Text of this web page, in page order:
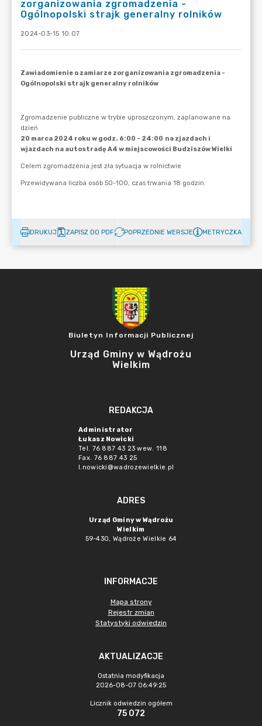
zorganizowania zgromadzenia -
Ogólnopolski strajk generalny rolników
2024-03-15 10:07
DRUKUJ ZAPISZ DO PDF POPRZEDNIE WERSJE METRYCZKA
Biuletyn Informacji Publicznej
Urząd Gminy w Wądrożu
Wielkim
REDAKCJA
Administrator
Łukasz Nowicki
Tel. 76 887 43 23 wew. 118
Fax. 76 887 43 25
l.nowicki@wadrozewielkie.pl
ADRES
Urząd Gminy w Wądrożu
Wielkim
59-430, Wądroże Wielkie 64
INFORMACJE
Mapa strony
Rejestr zmian
Statystyki odwiedzin
AKTUALIZACJE
Ostatnia modyfikacja
2026-08-07 06:49:25
Licznik odwiedzin ogółem
75 072